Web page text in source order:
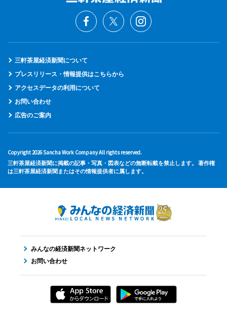
三軒茶屋経済新聞について
プレスリリース・情報提供はこちらから
アクセスデータの利用について
お問い合わせ
広告のご案内
Copyright 2026 Sancha Work Company All rights reserved.
三軒茶屋経済新聞に掲載の記事・写真・図表などの無断転載を禁止します。 著作権
は三軒茶屋経済新聞またはその情報提供者に属します。
みんなの経済新聞ネットワーク
お問い合わせ